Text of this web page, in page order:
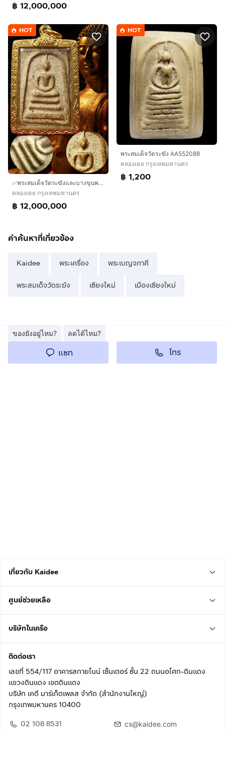
฿ 12,000,000
HOT
✅พระสมเด็จวัดระฆังและบางขุนพรหม องค์ดารา AA86337
คลองเตย กรุงเทพมหานคร
฿ 12,000,000
HOT
พระสมเด็จวัดระฆัง AA552088
คลองเตย กรุงเทพมหานคร
฿ 1,200
คำค้นหาที่เกี่ยวข้อง
Kaidee พระเครื่อง พระเบญจภาคี
พระสมเด็จวัดระฆัง เชียงใหม่ เมืองเชียงใหม่
ของยังอยู่ไหม? ลดได้ไหม?
แชท โทร
เกี่ยวกับ Kaidee
ศูนย์ช่วยเหลือ
บริษัทในเครือ
ติดต่อเรา
เลขที่ 554/117 อาคารสกายไนน์ เซ็นเตอร์ ชั้น 22 ถนนอโศก-ดินแดง
แขวงดินแดง เขตดินแดง
บริษัท เคดี มาร์เก็ตเพลส จำกัด (สำนักงานใหญ่)
กรุงเทพมหานคร 10400
02 108 8531
cs@kaidee.com